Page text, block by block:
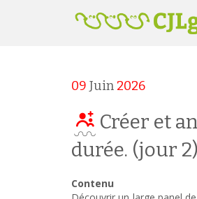
09 Juin 2026
Créer et
durée. (jour 2)
Contenu